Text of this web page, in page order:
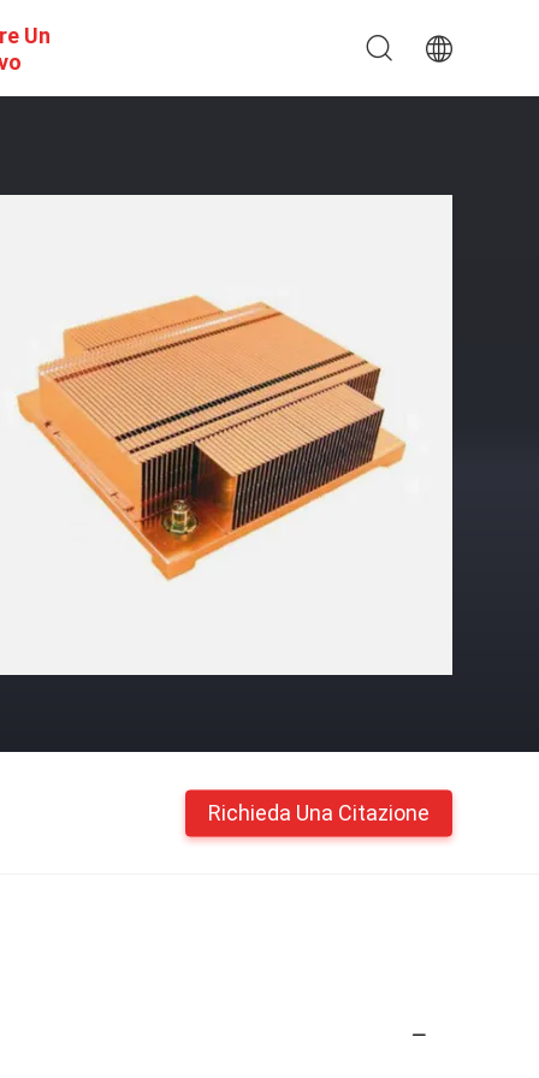
Un
Richieda Una Citazione